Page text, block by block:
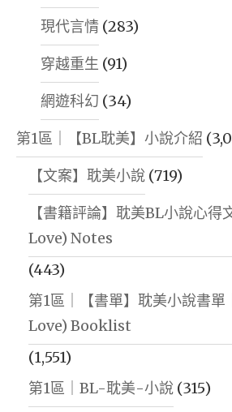
現代言情 (283)
穿越重生 (91)
網遊科幻 (34)
第1區｜【BL耽美】小說介紹
【文案】耽美小說 (719)
【書籍評論】耽美BL小說心
Love) Notes
(443)
第1區｜【書單】耽美小說書
Love) Booklist
(1,551)
第1區｜BL-耽美-小說 (315)